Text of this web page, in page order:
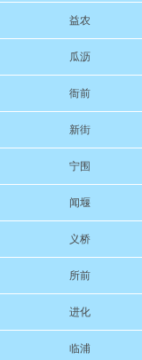
益农
瓜沥
衙前
新街
宁围
闻堰
义桥
所前
进化
临浦